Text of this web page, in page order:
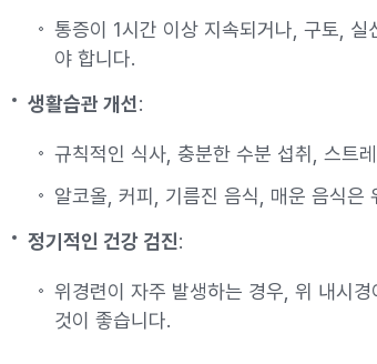
통증이 1시간 이상 지속되거나, 구토,
야 합니다.
생활습관 개선:
규칙적인 식사, 충분한 수분 섭취, 스트
알코올, 커피, 기름진 음식, 매운 음식은
정기적인 건강 검진:
위경련이 자주 발생하는 경우, 위 내시
것이 좋습니다.